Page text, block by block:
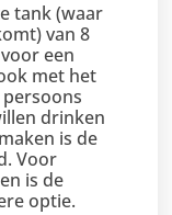
tank (waar
van 8
een
met het
drinken
is de
Voor
is de
optie.